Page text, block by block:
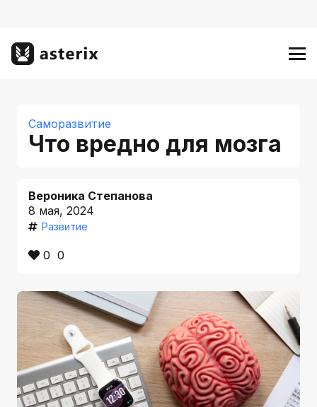
Саморазвитие
Что вредно для мозга
Вероника Степанова
8 мая, 2024
Развитие
0 0